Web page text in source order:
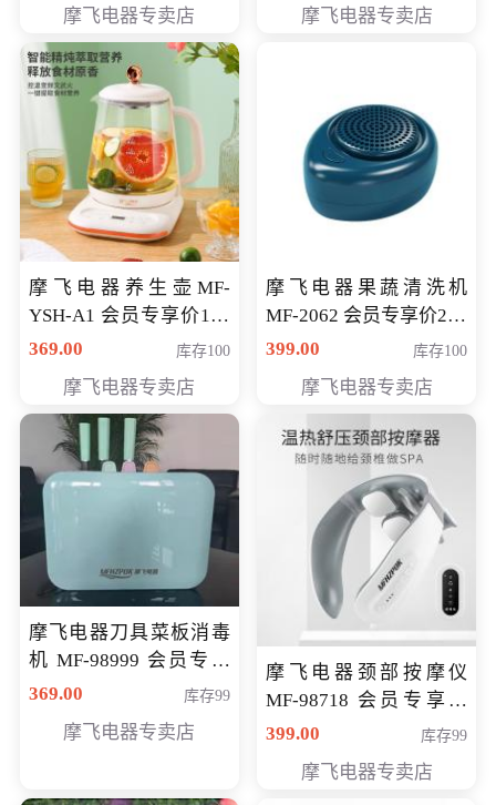
摩飞电器专卖店 摩飞电器专卖店
摩飞电器养生壶MF-
YSH-A1 会员专享价198
元
369.00 库存100
摩飞电器专卖店
摩飞电器果蔬清洗机
MF-2062 会员专享价268
元
399.00 库存100
摩飞电器专卖店
摩飞电器刀具菜板消毒
机 MF-98999 会员专享
价286元
369.00 库存99
摩飞电器专卖店
摩飞电器颈部按摩仪
MF-98718 会员专享价
299元
399.00 库存99
摩飞电器专卖店